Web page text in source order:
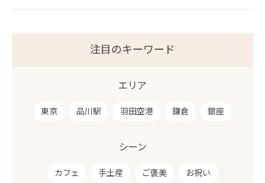
注目のキーワード
エリア
東京 品川駅 羽田空港 鎌倉 銀座
シーン
カフェ 手土産 ご褒美 お祝い